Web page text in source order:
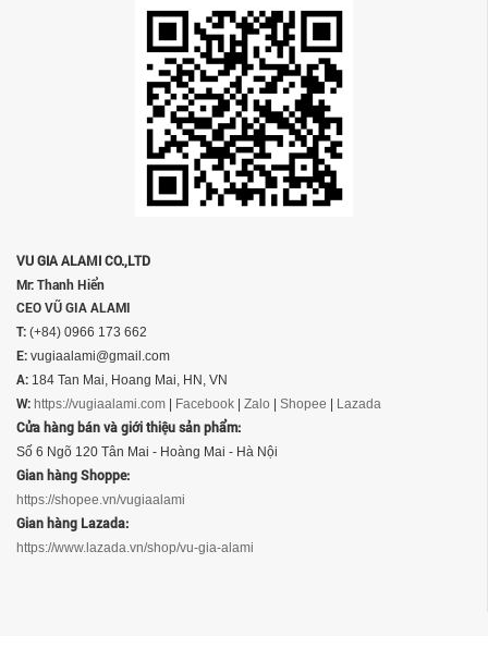
VU GIA ALAMI CO.,LTD
Mr: Thanh Hiển
CEO VŨ GIA ALAMI
T: (+84) 0966 173 662
E: vugiaalami@gmail.com
A: 184 Tan Mai, Hoang Mai, HN, VN
W: https://vugiaalami.com Facebook Zalo Shopee Lazada
Cửa hàng bán và giới thiệu sản phẩm:
Số 6 Ngõ 120 Tân Mai - Hoàng Mai - Hà Nội
Gian hàng Shoppe:
https://shopee.vn/vugiaalami
Gian hàng Lazada:
https://www.lazada.vn/shop/vu-gia-alami